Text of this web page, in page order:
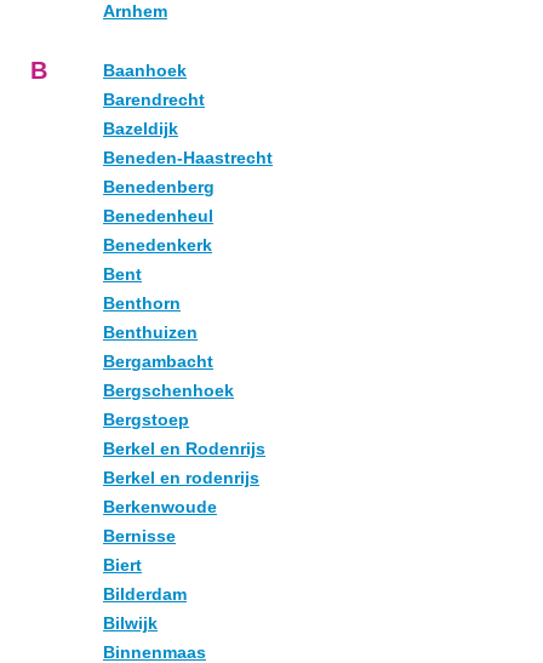
Arnhem
B
Baanhoek
Barendrecht
Bazeldijk
Beneden-Haastrecht
Benedenberg
Benedenheul
Benedenkerk
Bent
Benthorn
Benthuizen
Bergambacht
Bergschenhoek
Bergstoep
Berkel en Rodenrijs
Berkel en rodenrijs
Berkenwoude
Bernisse
Biert
Bilderdam
Bilwijk
Binnenmaas